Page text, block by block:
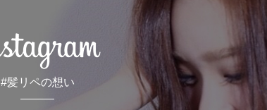
#髪リペの想い